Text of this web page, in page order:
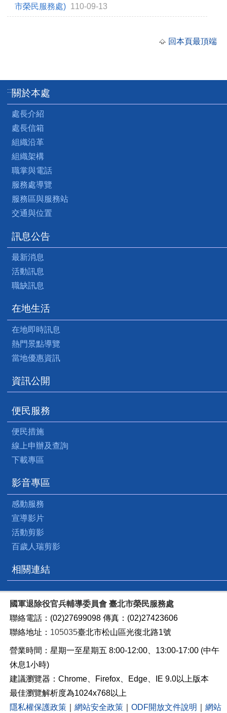
市榮民服務處) 110-09-13
回本頁最頂端
:::關於本處
處長介紹
處長信箱
組織沿革
組織架構
職掌與電話
服務處導覽
服務區與服務站
交通與位置
訊息公告
最新消息
活動訊息
職缺訊息
在地生活
在地即時訊息
熱門景點導覽
當地優惠資訊
資訊公開
便民服務
便民措施
線上申辦及查詢
下載專區
影音專區
感動服務
宣導影片
活動剪影
百歲人瑞剪影
相關連結
國軍退除役官兵輔導委員會 臺北市榮民服務處
聯絡電話：(02)27699098 傳真：(02)27423606
聯絡地址： 105035臺北市松山區光復北路1號
營業時間：星期一至星期五 8:00-12:00、13:00-17:00 (中午
休息1小時)
建議瀏覽器：Chrome、Firefox、Edge、IE 9.0以上版本
最佳瀏覽解析度為1024x768以上
隱私權保護政策｜ 網站安全政策｜ ODF開放文件說明 網站